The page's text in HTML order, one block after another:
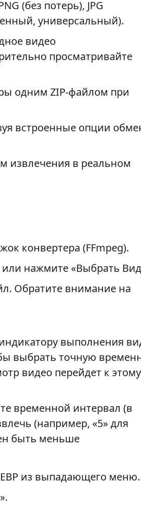
(без потерь), JPG
универсальный).
видео
просматривайте
одним ZIP-файлом при
встроенные опции
извлечения в реальном
конвертера (FFmpeg).
нажмите «Выбрать
Обратите внимание на
выполнения
выбрать точную
видео перейдет к этому
временной интервал (в
(например, «5» для
быть меньше
из выпадающего меню.